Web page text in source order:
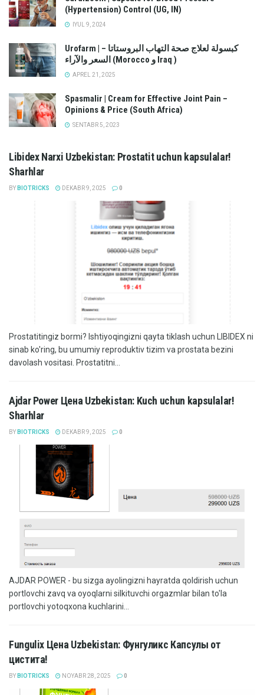
(Hypertension) Control (UG, IN)
IYUL 9, 2024
Urofarm | كبسولة لعلاج صحة التهاب البروستاتا –
السعر والآراء (Morocco و Iraq )
APREL 21, 2025
Spasmalir | Cream for Effective Joint Pain –
Opinions & Price (South Africa)
SENTABR 5, 2023
Libidex Narxi Uzbekistan: Prostatit uchun kapsulalar!
Sharhlar
BY BIOTRICKS DEKABR 9, 2025 0
Prostatitingiz bormi? Ishtiyoqingizni qayta tiklash uchun LIBIDEX ni
sinab ko'ring, bu umumiy reproduktiv tizim va prostata bezini
davolash vositasi. Prostatitni...
Ajdar Power Цена Uzbekistan: Kuch uchun kapsulalar!
Sharhlar
BY BIOTRICKS DEKABR 9, 2025 0
AJDAR POWER - bu sizga ayolingizni hayratda qoldirish uchun
portlovchi zavq va oyoqlarni silkituvchi orgazmlar bilan to'la
portlovchi yotoqxona kuchlarini...
Fungulix Цена Uzbekistan: Фунгуликс Капсулы от
цистита!
BY BIOTRICKS NOYABR 28, 2025 0